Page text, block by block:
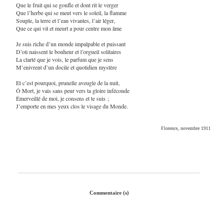
Que le fruit qui se gonfle et dont rit le verger
Que l’herbe qui se meut vers le soleil, la flamme
Souple, la terre et l’eau vivantes, l’air léger,
Que ce qui vit et meurt a pour centre mon âme
Je suis riche d’un monde impalpable et puissant
D’où naissent le bonheur et l’orgueil solitaires
La clarté que je vois, le parfum que je sens
M’enivrent d’un docile et quotidien mystère
Et c’est pourquoi, prunelle aveugle de la nuit,
Ô Mort, je vais sans peur vers ta gloire inféconde
Émerveillé de moi, je consens et te suis ;
J’emporte en mes yeux clos le visage du Monde.
Florence, novembre 1911
Commentaire (s)